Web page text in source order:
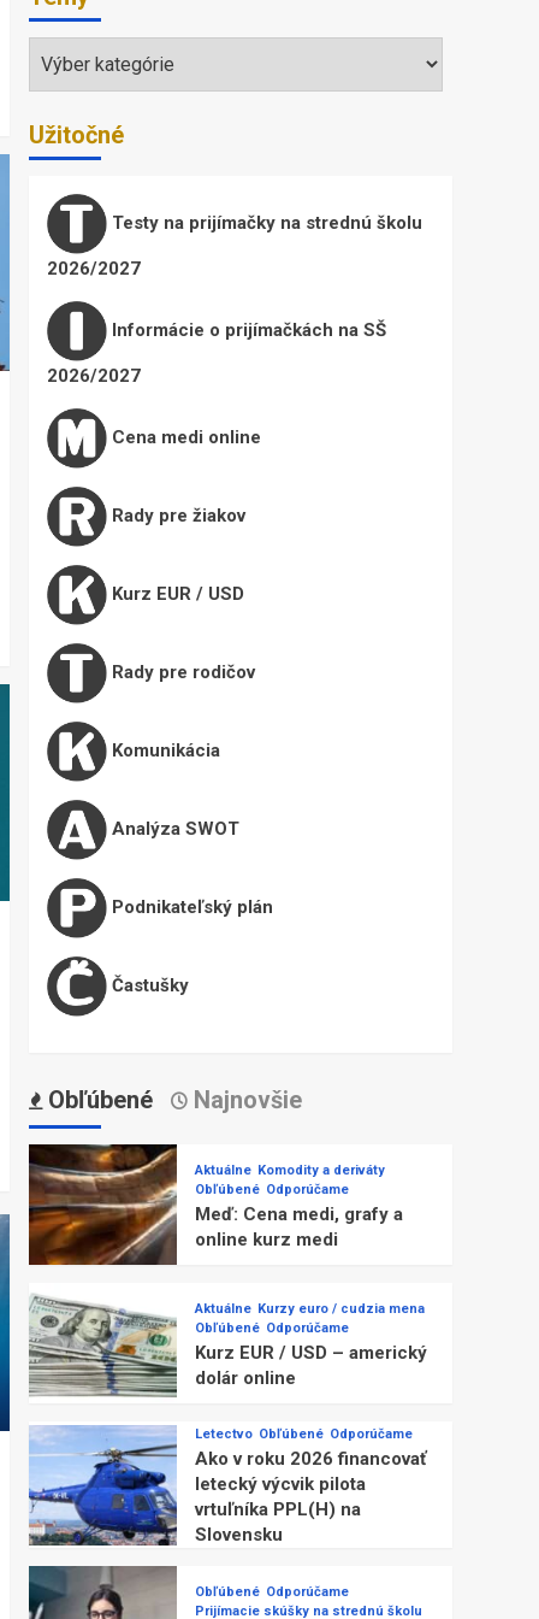
Témy
Užitočné
Testy na prijímačky na strednú školu
2026/2027
Informácie o prijímačkách na SŠ
2026/2027
Cena medi online
Rady pre žiakov
Kurz EUR / USD
Rady pre rodičov
Komunikácia
Analýza SWOT
Podnikateľský plán
Častušky
Obľúbené Najnovšie
Aktuálne Komodity a deriváty
Obľúbené Odporúčame
Meď: Cena medi, grafy a
online kurz medi
Aktuálne Kurzy euro / cudzia mena
Obľúbené Odporúčame
Kurz EUR / USD – americký
dolár online
Letectvo Obľúbené Odporúčame
Ako v roku 2026 financovať
letecký výcvik pilota
vrtuľníka PPL(H) na
Slovensku
Obľúbené Odporúčame
Prijímacie skúšky na strednú školu